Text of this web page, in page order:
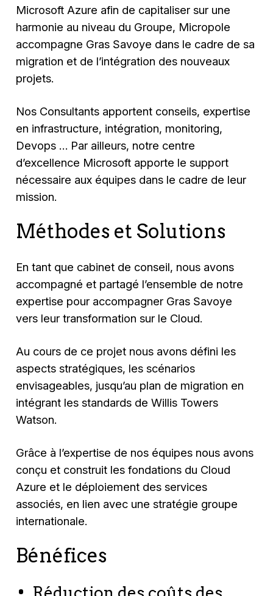
Microsoft Azure afin de capitaliser sur une
harmonie au niveau du Groupe, Micropole
accompagne Gras Savoye dans le cadre de sa
migration et de l’intégration des nouveaux
projets.
Nos Consultants apportent conseils, expertise
en infrastructure, intégration, monitoring,
Devops … Par ailleurs, notre centre
d’excellence Microsoft apporte le support
nécessaire aux équipes dans le cadre de leur
mission.
Méthodes et Solutions
En tant que cabinet de conseil, nous avons
accompagné et partagé l’ensemble de notre
expertise pour accompagner Gras Savoye
vers leur transformation sur le Cloud.
Au cours de ce projet nous avons défini les
aspects stratégiques, les scénarios
envisageables, jusqu’au plan de migration en
intégrant les standards de Willis Towers
Watson.
Grâce à l’expertise de nos équipes nous avons
conçu et construit les fondations du Cloud
Azure et le déploiement des services
associés, en lien avec une stratégie groupe
internationale.
Bénéfices